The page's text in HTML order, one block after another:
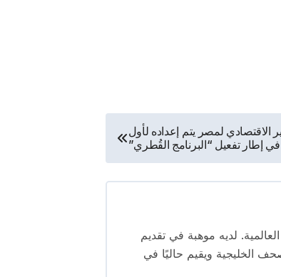
الاقتصادي لمصر يتم إعداده لأول
إطار تفعيل “البرنامج القُطري”
العالمية. لديه موهبة في تقديم
الخليجية ويقيم حاليًا في